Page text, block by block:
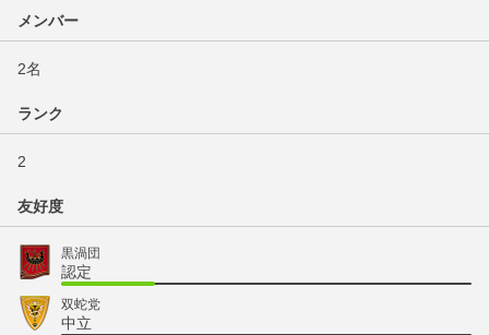
メンバー
2名
ランク
2
友好度
黒渦団
認定
双蛇党
中立